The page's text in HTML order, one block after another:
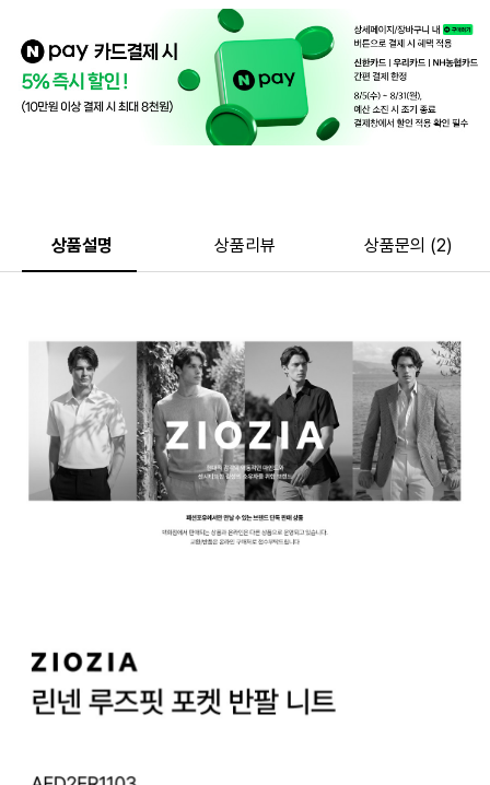
상품설명 상품리뷰 상품문의 (2)